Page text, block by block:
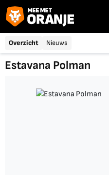
Overzicht Nieuws
Estavana Polman